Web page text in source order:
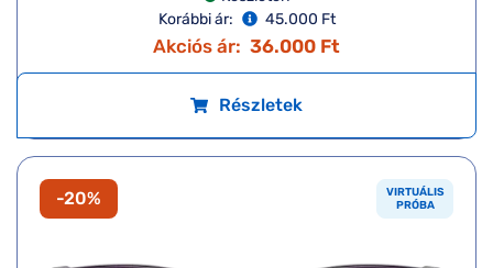
Korábbi ár:
45.000 Ft
Akciós ár: 36.000 Ft
Részletek
-20%
VIRTUÁLIS
PRÓBA